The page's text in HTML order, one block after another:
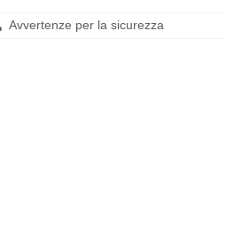
Avvertenze per la sicurezza